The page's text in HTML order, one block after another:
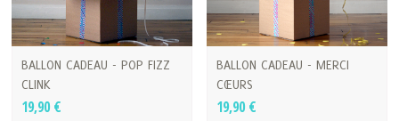
19,90 €
BALLON CADEAU - POP FIZZ
CLINK
19,90 €
BALLON CADEAU - MERCI
CŒURS